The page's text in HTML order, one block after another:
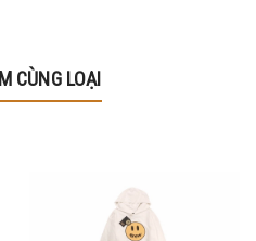
CÙNG LOẠI